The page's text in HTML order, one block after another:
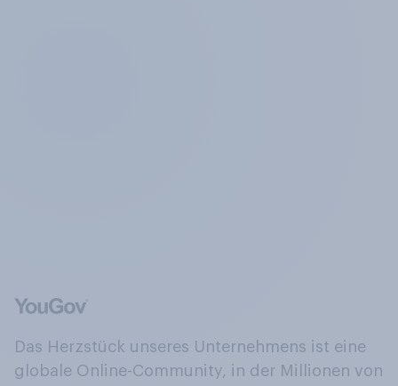
Das Herzstück unseres Unternehmens ist eine
globale Online-Community, in der Millionen von